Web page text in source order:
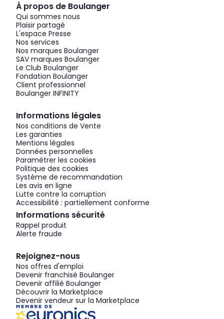
À propos de Boulanger
Qui sommes nous
Plaisir partagé
L'espace Presse
Nos services
Nos marques Boulanger
SAV marques Boulanger
Le Club Boulanger
Fondation Boulanger
Client professionnel
Boulanger INFINITY
Informations légales
Nos conditions de Vente
Les garanties
Mentions légales
Données personnelles
Paramétrer les cookies
Politique des cookies
Système de recommandation
Les avis en ligne
Lutte contre la corruption
Accessibilité : partiellement conforme
Informations sécurité
Rappel produit
Alerte fraude
Rejoignez-nous
Nos offres d'emploi
Devenir franchisé Boulanger
Devenir affilié Boulanger
Découvrir la Marketplace
Devenir vendeur sur la Marketplace